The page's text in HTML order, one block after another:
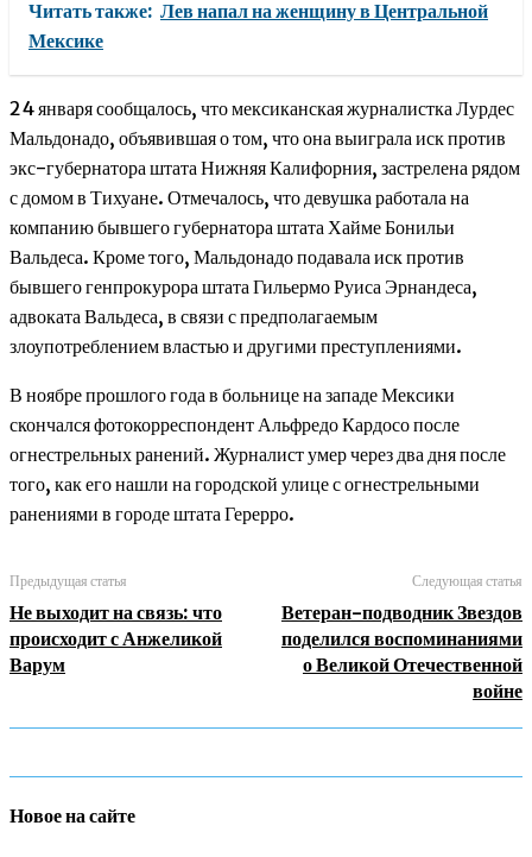
Читать также: Лев напал на женщину в Центральной
Мексике
24 января сообщалось, что мексиканская журналистка Лурдес
Мальдонадо, объявившая о том, что она выиграла иск против
экс-губернатора штата Нижняя Калифорния, застрелена рядом
с домом в Тихуане. Отмечалось, что девушка работала на
компанию бывшего губернатора штата Хайме Бонильи
Вальдеса. Кроме того, Мальдонадо подавала иск против
бывшего генпрокурора штата Гильермо Руиса Эрнандеса,
адвоката Вальдеса, в связи с предполагаемым
злоупотреблением властью и другими преступлениями.
В ноябре прошлого года в больнице на западе Мексики
скончался фотокорреспондент Альфредо Кардосо после
огнестрельных ранений. Журналист умер через два дня после
того, как его нашли на городской улице с огнестрельными
ранениями в городе штата Герерро.
Предыдущая статья
Не выходит на связь: что
происходит с Анжеликой
Варум
Следующая статья
Ветеран-подводник Звездов
поделился воспоминаниями
о Великой Отечественной
войне
Новое на сайте